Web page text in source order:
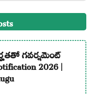
గవర్నమెంట్
2026 |